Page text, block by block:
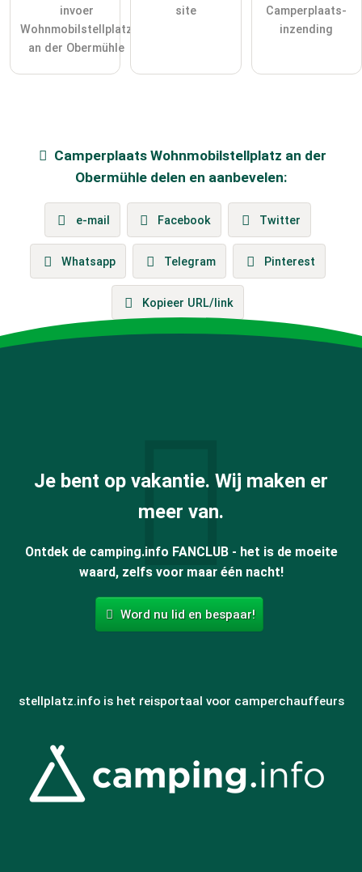
invoer
Wohnmobilstellplatz
an der Obermühle
site
Camperplaats-
inzending
Camperplaats Wohnmobilstellplatz an der
Obermühledelen en aanbevelen:
e-mail Facebook Twitter
Whatsapp Telegram Pinterest
Kopieer URL/link
Je bent op vakantie. Wij maken er
meer van.
Ontdek de camping.info FANCLUB - het is de moeite
waard, zelfs voor maar één nacht!
Word nu lid en bespaar!
stellplatz.info is het reisportaal voor camperchauffeurs